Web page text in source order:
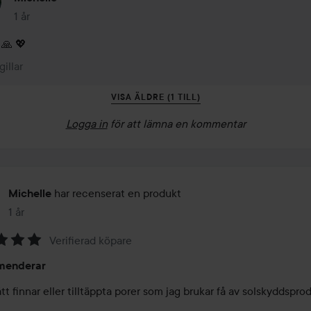
1 år
Kommentaren lades 1 år
💖
VISA ÄLDRE (1 TILL)
Logga in för att lämna en kommentar
Michelle har recenserat en produkt
1 år
Inlägget skapades 1 år
Verifierad köpare
finnar eller tilltäppta porer som jag brukar få av